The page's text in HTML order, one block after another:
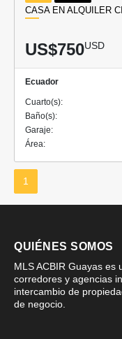
CASA EN ALQUILER
US$750USD
Ecuador
Cuarto(s):
Baño(s):
Garaje:
Área:
1
QUIÉNES SOMOS
MLS ACBIR Guayas es
corredores y agencias
intercambio de
de negocio.